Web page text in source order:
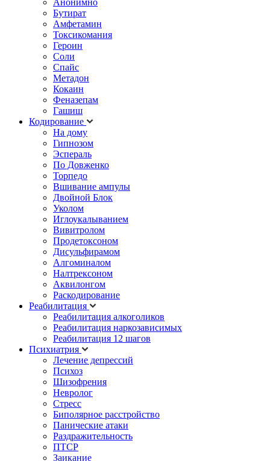
Анонимно
Бутират
Амфетамин
Токсикомания
Героин
Соли
Спайс
Метадон
Кокаин
Феназепам
Гашиш
Кодирование
На дому
Гипнозом
Эспераль
По Довженко
Торпедо
Вшивание ампулы
Двойной Блок
Уколом
Иглоукалыванием
Вивитролом
Продетоксоном
Дисульфирамом
Алгоминалом
Налтрексоном
Аквилонгом
Раскодирование
Реабилитация
Реабилитация алкоголиков
Реабилитация наркозависимых
Реабилитация 12 шагов
Психиатрия
Лечение депрессий
Психоз
Шизофрения
Невролог
Стресс
Биполярное расстройство
Панические атаки
Раздражительность
ПТСР
Заикание